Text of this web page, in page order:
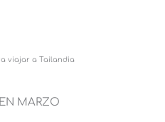
viajar a Tailandia
MARZO